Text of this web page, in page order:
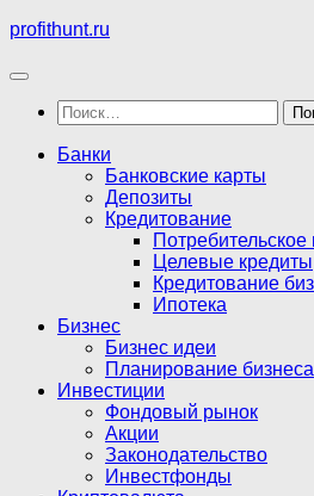
Перейти
содержимому
profithunt.ru
Найти:
Банки
Банковские карты
Депозиты
Кредитование
Целевые кредиты
Кредитование
Ипотека
Бизнес
Бизнес идеи
Планирование бизнеса
Инвестиции
Фондовый рынок
Акции
Законодательство
Инвестфонды